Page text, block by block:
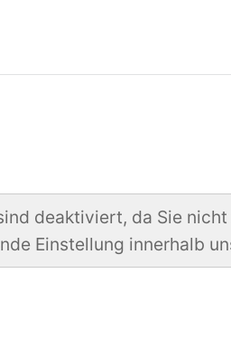
deaktiviert, da Sie
Einstellung innerhalb